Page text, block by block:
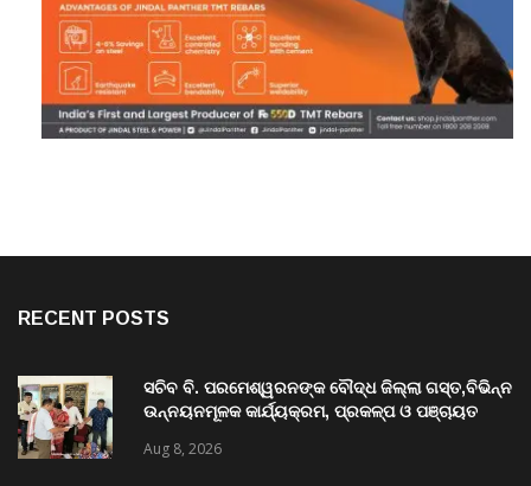
RECENT POSTS
ସଚିବ ବି. ପରମେଶ୍ୱରନଙ୍କ ବୌଦ୍ଧ ଜିଲ୍ଲା ଗସ୍ତ,ବିଭିନ୍ନ
ଉନ୍ନୟନମୂଳକ କାର୍ଯ୍ୟକ୍ରମ, ପ୍ରକଳ୍ପ ଓ ପଞ୍ଚାୟତ
Aug 8, 2026